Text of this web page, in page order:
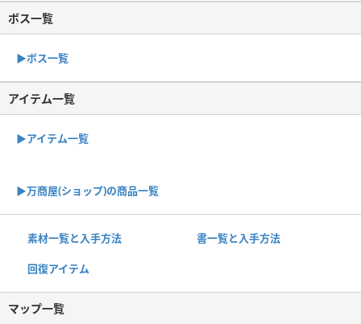
ボス一覧
▶︎ボス一覧
アイテム一覧
▶アイテム一覧
▶︎万商屋(ショップ)の商品一覧
素材一覧と入手方法 書一覧と入手方法
回復アイテム
マップ一覧